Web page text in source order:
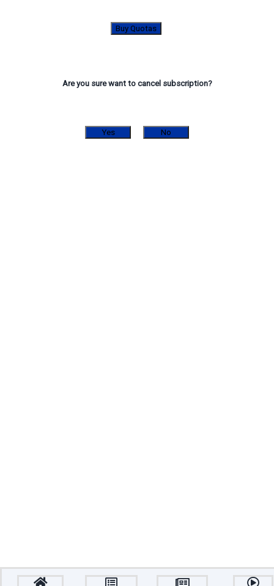
Buy Quotas
Are you sure want to cancel subscription?
Yes No